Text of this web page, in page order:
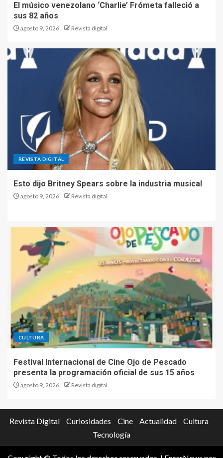
El músico venezolano ‘Charlie’ Frómeta falleció a
sus 82 años
agosto 9, 2026 Revista digital
REVISTA DIGITAL
Esto dijo Britney Spears sobre la industria musical
agosto 9, 2026 Revista digital
CULTURA
Festival Internacional de Cine Ojo de Pescado
presenta la programación oficial de sus 15 años
agosto 9, 2026 Revista digital
Revista Digital Curiosidades Cine Actualidad
Cultura
Tecnología